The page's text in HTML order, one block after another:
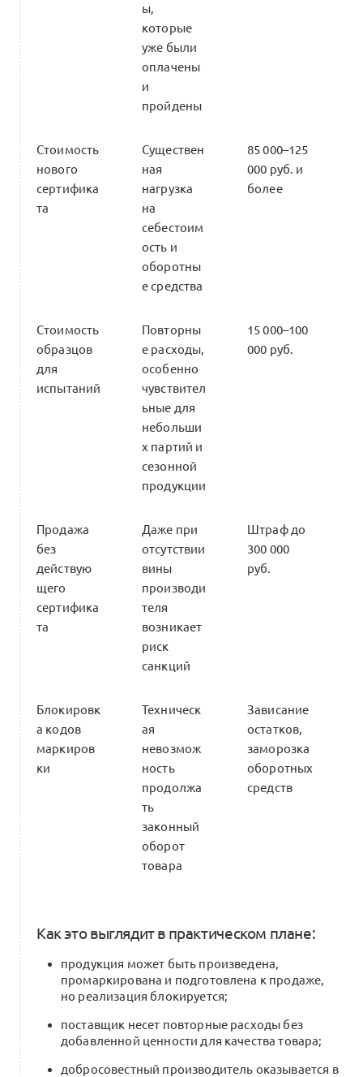
ы,
которые
уже были
оплачены
и
пройдены
Стоимость
нового
сертифика
та
Существен
ная
нагрузка
на
себестоим
ость и
оборотны
е средства
85 000–125
000 руб. и
более
Стоимость
образцов
для
испытаний
Повторны
е расходы,
особенно
чувствител
ьные для
небольши
х партий и
сезонной
продукции
15 000–100
000 руб.
Продажа
без
действую
щего
сертифика
та
Даже при
отсутствии
вины
производи
теля
возникает
риск
санкций
Штраф до
300 000
руб.
Блокировк
а кодов
маркиров
ки
Техническ
ая
невозмож
ность
продолжа
ть
законный
оборот
товара
Зависание
остатков,
заморозка
оборотных
средств
Как это выглядит в практическом плане:
продукция может быть произведена,
промаркирована и подготовлена к продаже,
но реализация блокируется;
поставщик несет повторные расходы без
добавленной ценности для качества товара;
добросовестный производитель оказывается в